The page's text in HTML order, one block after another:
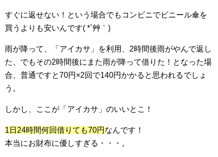
すぐに返せない！という場合でもコンビニでビニール傘を
買うよりも安いんです( *´艸｀)
雨が降って、「アイカサ」を利用、2時間後雨がやんで返し
た、でもその2時間後にまた雨が降って借りた！となった場
合、普通ですと70円×2回で140円かかると思われるでしょ
う。
しかし、ここが「アイカサ」のいいとこ！
1日24時間何回借りても70円 なんです！
本当にお財布に優しすぎる・・・。